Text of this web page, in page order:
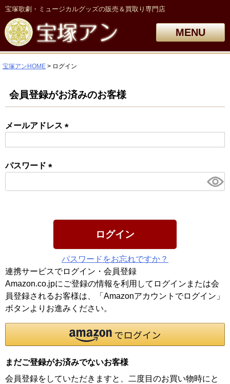
宝塚歌劇・ミュージカルグッズの販売＆買取り専門店
MENU
宝塚アンHOME ログイン
会員登録がお済みのお客様
メールアドレス
パスワード
須)
ログイン
パスワードをお忘れですか？
連携サービスでログイン・会員登録
Amazon.co.jpにご登録の情報を利用してログインまたは会
員登録されるお客様は、「Amazonアカウントでログイン」
ボタンよりお進みください。
まだご登録がお済みでないお客様
会員登録をしていただきますと、二度目のお買い物時にと